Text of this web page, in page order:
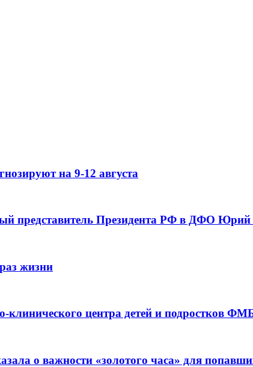
на 9-12 августа
представитель Президента РФ в ДФО Юрий
жизни
клинического центра детей и подростков
о важности «золотого часа» для